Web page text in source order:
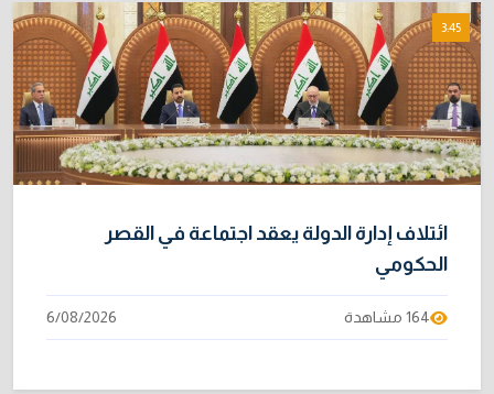
3:45
ائتلاف إدارة الدولة يعقد اجتماعة في القصر
الحكومي
164 مشاهدة 6/08/2026